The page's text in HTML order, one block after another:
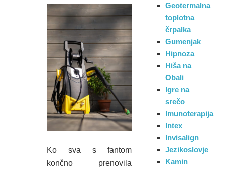
Ko sva s fantom
končno prenovila
Geotermalna
toplotna
črpalka
Gumenjak
Hipnoza
Hiša na
Obali
Igre na
srečo
Imunoterapija
Intex
Invisalign
Jezikoslovje
Kamin